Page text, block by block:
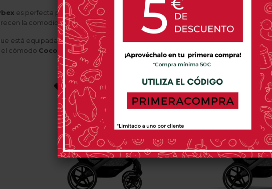
es perfecta para el ambiente urbano y para el ambiente rural, pues
la comodidad de ambos durante los paseos. Apta desde el nacimiento
está equipada con elSistema Travel 4 en 1, que aporta una instalación rápida
el cómodo Cocoon S.